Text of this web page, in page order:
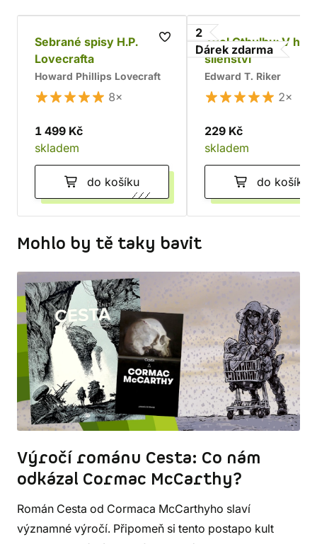
Sebrané spisy H.P.
Lovecrafta
Howard Phillips Lovecraft
8×
1 499 Kč
skladem
do košíku
2
Dárek zdarma
Zvol Cthulhu: V
šílenství
Edward T. Riker
2×
229 Kč
skladem
do košíku
Mohlo by tě taky bavit
Výročí románu Cesta: Co nám
odkázal Cormac McCarthy?
Román Cesta od Cormaca McCarthyho slaví
významné výročí. Připomeň si tento postapo kult